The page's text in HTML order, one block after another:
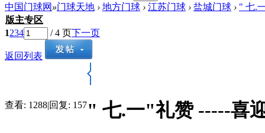
中国门球网 »门球天地 › 地方门球 › 江苏门球 › 盐城门球 › " 七.
版主专区
1234 / 4 页下一页
返回列表
查看: 1288|回复: 157" 七.一"礼赞 -----喜